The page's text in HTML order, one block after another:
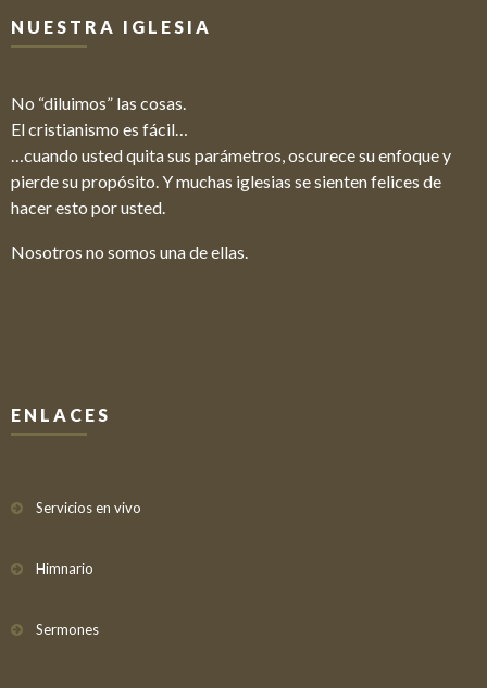
NUESTRA IGLESIA
No “diluimos” las cosas.
El cristianismo es fácil…
…cuando usted quita sus parámetros, oscurece su enfoque y
pierde su propósito. Y muchas iglesias se sienten felices de
hacer esto por usted.
Nosotros no somos una de ellas.
ENLACES
Servicios en vivo
Himnario
Sermones